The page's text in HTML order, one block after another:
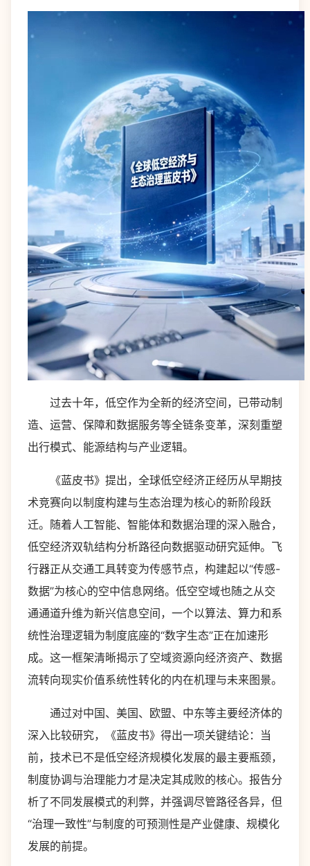
过去十年，低空作为全新的经济空间，已带动制
造、运营、保障和数据服务等全链条变革，深刻重塑
出行模式、能源结构与产业逻辑。
《蓝皮书》提出，全球低空经济正经历从早期技
术竞赛向以制度构建与生态治理为核心的新阶段跃
迁。随着人工智能、智能体和数据治理的深入融合，
低空经济双轨结构分析路径向数据驱动研究延伸。飞
行器正从交通工具转变为传感节点，构建起以“传感-
数据”为核心的空中信息网络。低空空域也随之从交
通通道升维为新兴信息空间，一个以算法、算力和系
统性治理逻辑为制度底座的“数字生态”正在加速形
成。这一框架清晰揭示了空域资源向经济资产、数据
流转向现实价值系统性转化的内在机理与未来图景。
通过对中国、美国、欧盟、中东等主要经济体的
深入比较研究，《蓝皮书》得出一项关键结论：当
前，技术已不是低空经济规模化发展的最主要瓶颈，
制度协调与治理能力才是决定其成败的核心。报告分
析了不同发展模式的利弊，并强调尽管路径各异，但
“治理一致性”与制度的可预测性是产业健康、规模化
发展的前提。